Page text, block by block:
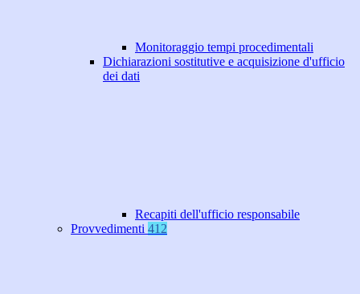
Monitoraggio tempi procedimentali
Dichiarazioni sostitutive e acquisizione d'ufficio
dei dati
Recapiti dell'ufficio responsabile
Provvedimenti 412